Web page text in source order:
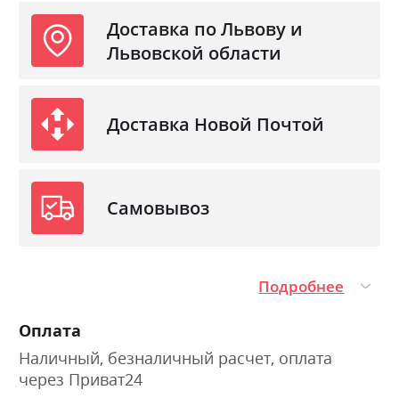
Доставка по Львову и
Львовской области
Доставка Новой Почтой
Самовывоз
Подробнее
Оплата
Наличный, безналичный расчет, оплата
через Приват24